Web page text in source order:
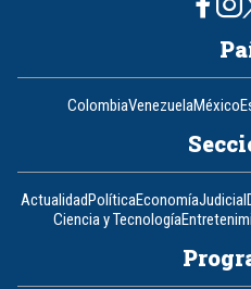
ColombiaVenezuelaMéxico
ActualidadPolíticaEconomíaJudicial
Ciencia y Tecnología